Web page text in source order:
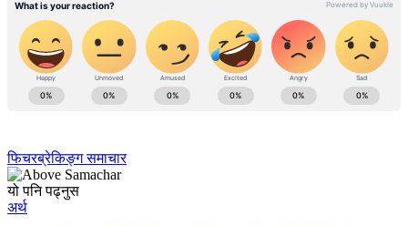
फिचरब्रेकिङ्ग समाचार
यो पनि पढ्नुस
अर्थ